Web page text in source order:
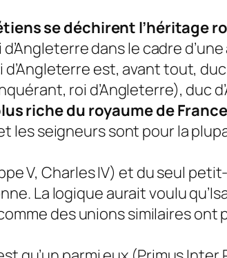
se déchirent l’héritage
dans le cadre
est, avant tout,
roi d’Angleterre), duc
riche du royaume de
les seigneurs sont pour la
V, Charles IV) et du seul
La logique aurait voulu
des unions similaires